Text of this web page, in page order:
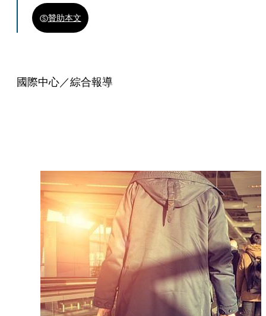
贊助本文
國際中心／綜合報導